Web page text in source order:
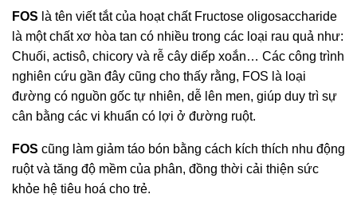
FOS là tên viết tắt của hoạt chất Fructose oligosaccharide
là một chất xơ hòa tan có nhiều trong các loại rau quả như:
Chuối, actisô, chicory và rễ cây diếp xoắn… Các công trình
nghiên cứu gần đây cũng cho thấy rằng, FOS là loại
đường có nguồn gốc tự nhiên, dễ lên men, giúp duy trì sự
cân bằng các vi khuẩn có lợi ở đường ruột.
FOS cũng làm giảm táo bón bằng cách kích thích nhu động
ruột và tăng độ mềm của phân, đồng thời cải thiện sức
khỏe hệ tiêu hoá cho trẻ.